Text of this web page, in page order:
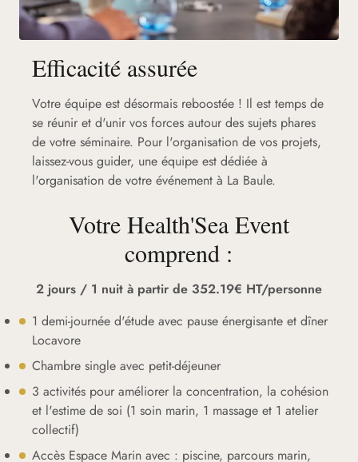
Efficacité assurée
Votre équipe est désormais reboostée ! Il est temps de
se réunir et d'unir vos forces autour des sujets phares
de votre séminaire. Pour l'organisation de vos projets,
laissez-vous guider, une équipe est dédiée à
l'organisation de votre événement à La Baule.
Votre Health'Sea Event
comprend :
2 jours / 1 nuit à partir de 352.19€ HT/personne
1 demi-journée d'étude avec pause énergisante et dîner
Locavore
Chambre single avec petit-déjeuner
3 activités pour améliorer la concentration, la cohésion
et l'estime de soi (1 soin marin, 1 massage et 1 atelier
collectif)
Accès Espace Marin avec : piscine, parcours marin,